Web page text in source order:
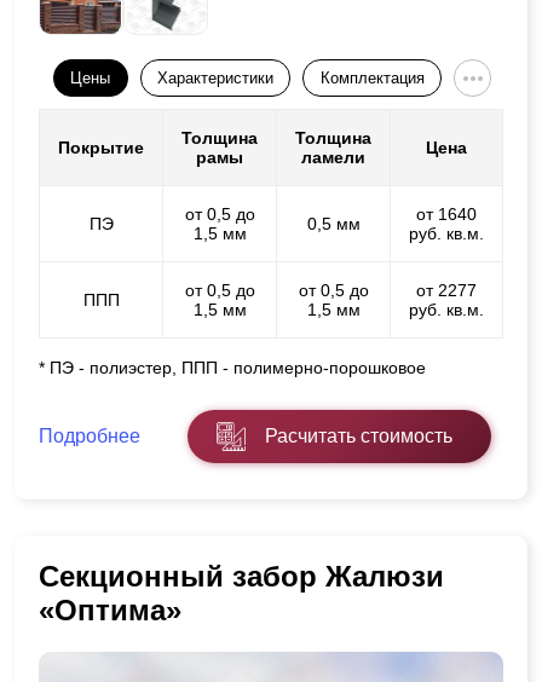
Цены Характеристики Комплектация
Покрытие
Толщина
рамы
Толщина
ламели
Цена
ПЭ
от 0,5 до
1,5 мм
0,5 мм
от 1640
руб. кв.м.
ППП
от 0,5 до
1,5 мм
от 0,5 до
1,5 мм
от 2277
руб. кв.м.
* ПЭ - полиэстер, ППП - полимерно-порошковое
Подробнее Расчитать стоимость
Секционный забор Жалюзи
«Оптима»